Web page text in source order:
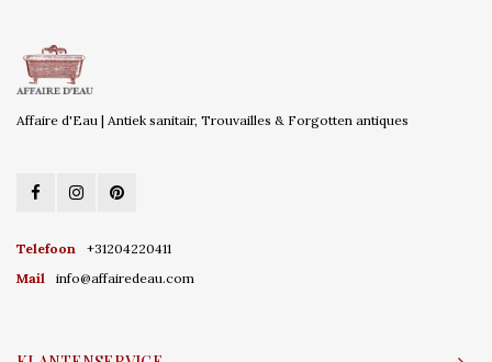
Affaire d'Eau | Antiek sanitair, Trouvailles & Forgotten antiques
Telefoon
+31204220411
Mail
info@affairedeau.com